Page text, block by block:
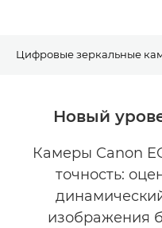
Цифровые зеркальные
Новый
Камеры Canon
точность:
изображения